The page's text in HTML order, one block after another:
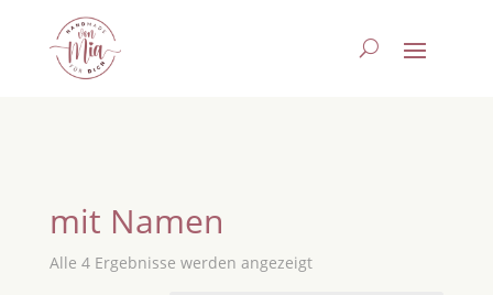
mit Namen
Alle 4 Ergebnisse werden angezeigt